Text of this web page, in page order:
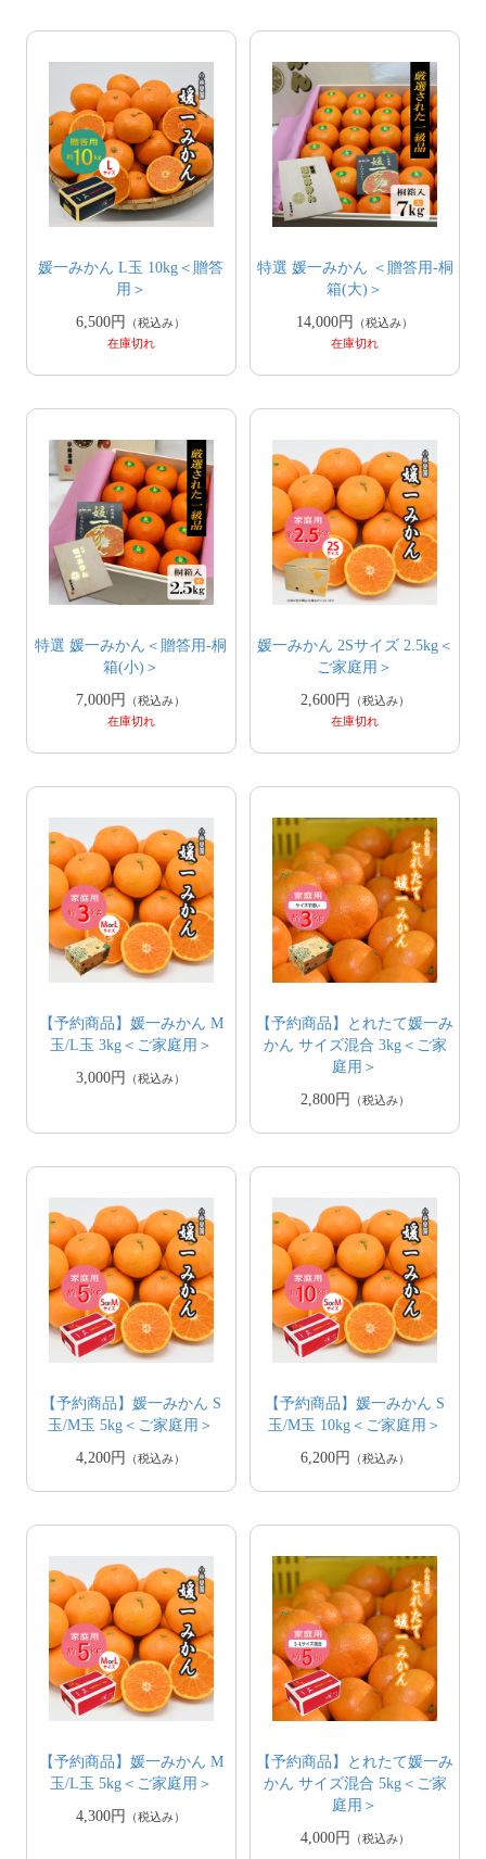
媛一みかん L玉 10kg＜贈答
用＞
6,500円
（税込み）
在庫切れ
特選 媛一みかん ＜贈答用-桐
箱(大)＞
14,000円
（税込み）
在庫切れ
特選 媛一みかん＜贈答用-桐
箱(小)＞
7,000円
（税込み）
在庫切れ
媛一みかん 2Sサイズ 2.5kg＜
ご家庭用＞
2,600円
（税込み）
在庫切れ
【予約商品】媛一みかん M
玉/L玉 3kg＜ご家庭用＞
3,000円
（税込み）
【予約商品】とれたて媛一み
かん サイズ混合 3kg＜ご家
庭用＞
2,800円
（税込み）
【予約商品】媛一みかん S
玉/M玉 5kg＜ご家庭用＞
4,200円
（税込み）
【予約商品】媛一みかん S
玉/M玉 10kg＜ご家庭用＞
6,200円
（税込み）
【予約商品】媛一みかん M
玉/L玉 5kg＜ご家庭用＞
4,300円
（税込み）
【予約商品】とれたて媛一み
かん サイズ混合 5kg＜ご家
庭用＞
4,000円
（税込み）